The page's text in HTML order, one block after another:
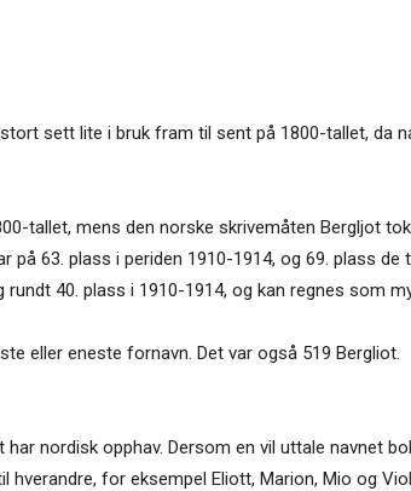
sett lite i bruk fram til sent på 1800-tallet, da
tallet, mens den norske skrivemåten Bergljot
på 63. plass i periden 1910-1914, og 69. plass
40. plass i 1910-1914, og kan regnes som
eller eneste fornavn. Det var også 519 Bergliot.
nordisk opphav. Dersom en vil uttale navnet
for eksempel Eliott, Marion, Mio og